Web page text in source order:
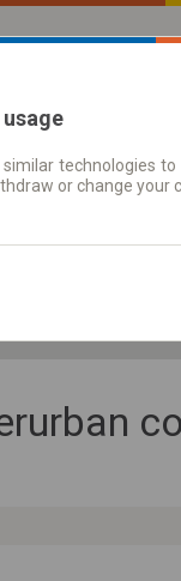
Journey planner |
technologies
or change